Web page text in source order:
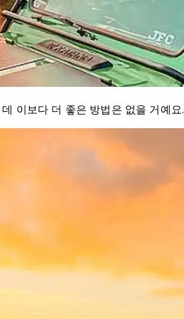
이보다 더 좋은 방법은 없을 거예요.